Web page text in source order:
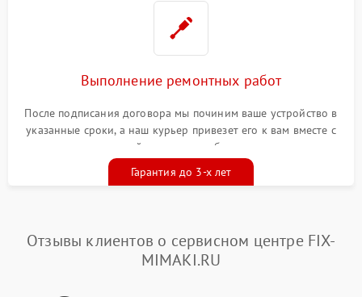
Выполнение ремонтных работ
После подписания договора мы починим ваше устройство в
указанные сроки, а наш курьер привезет его к вам вместе с
гарантийным талоном бесплатно
Гарантия до 3-х лет
Отзывы клиентов о сервисном центре FIX-
MIMAKI.RU